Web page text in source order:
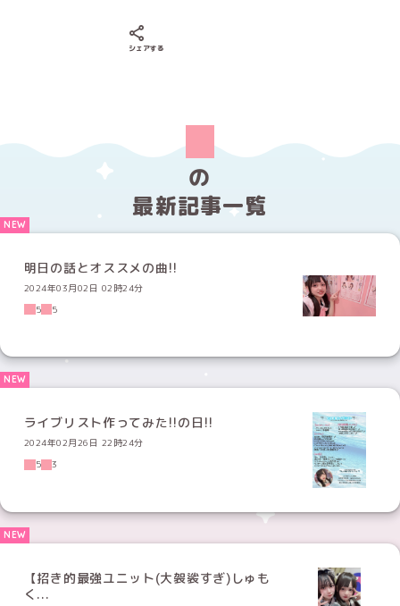
シェアする
の
最新記事一覧
明日の話とオススメの曲!!
2024年03月02日 02時24分
5
5
ライブリスト作ってみた!!の日!!
2024年02月26日 22時24分
5
3
【招き的最強ユニット(大袈裟すぎ)しゅも
く...